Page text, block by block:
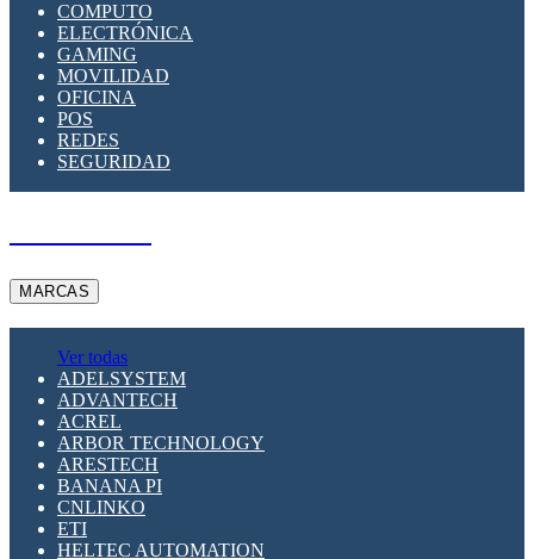
APLICACIONES FOTOVOLTAICAS
COMPUTO
ELECTRÓNICA
GAMING
MOVILIDAD
OFICINA
POS
REDES
SEGURIDAD
MARCAS
Ver todas
ADELSYSTEM
ADVANTECH
ACREL
ARBOR TECHNOLOGY
ARESTECH
BANANA PI
CNLINKO
ETI
HELTEC AUTOMATION